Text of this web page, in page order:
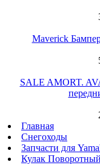
Maverick
SALE AMORT.
Главная
Снегоходы
Запчасти для
Кулак Поворотный